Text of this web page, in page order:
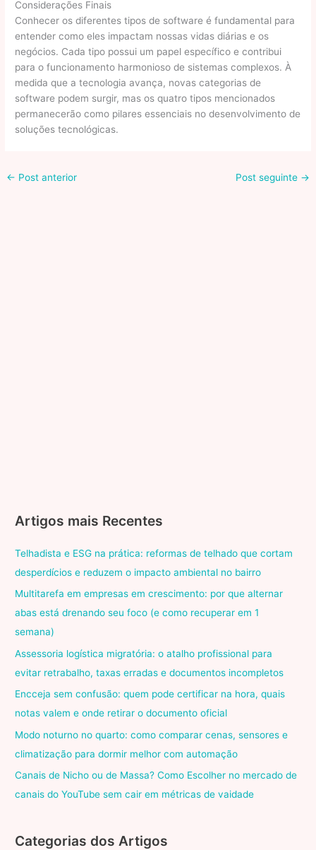
Considerações Finais
Conhecer os diferentes tipos de software é fundamental para
entender como eles impactam nossas vidas diárias e os
negócios. Cada tipo possui um papel específico e contribui
para o funcionamento harmonioso de sistemas complexos. À
medida que a tecnologia avança, novas categorias de
software podem surgir, mas os quatro tipos mencionados
permanecerão como pilares essenciais no desenvolvimento de
soluções tecnológicas.
← Post anterior Post seguinte →
Artigos mais Recentes
Telhadista e ESG na prática: reformas de telhado que cortam
desperdícios e reduzem o impacto ambiental no bairro
Multitarefa em empresas em crescimento: por que alternar
abas está drenando seu foco (e como recuperar em 1
semana)
Assessoria logística migratória: o atalho profissional para
evitar retrabalho, taxas erradas e documentos incompletos
Encceja sem confusão: quem pode certificar na hora, quais
notas valem e onde retirar o documento oficial
Modo noturno no quarto: como comparar cenas, sensores e
climatização para dormir melhor com automação
Canais de Nicho ou de Massa? Como Escolher no mercado de
canais do YouTube sem cair em métricas de vaidade
Categorias dos Artigos